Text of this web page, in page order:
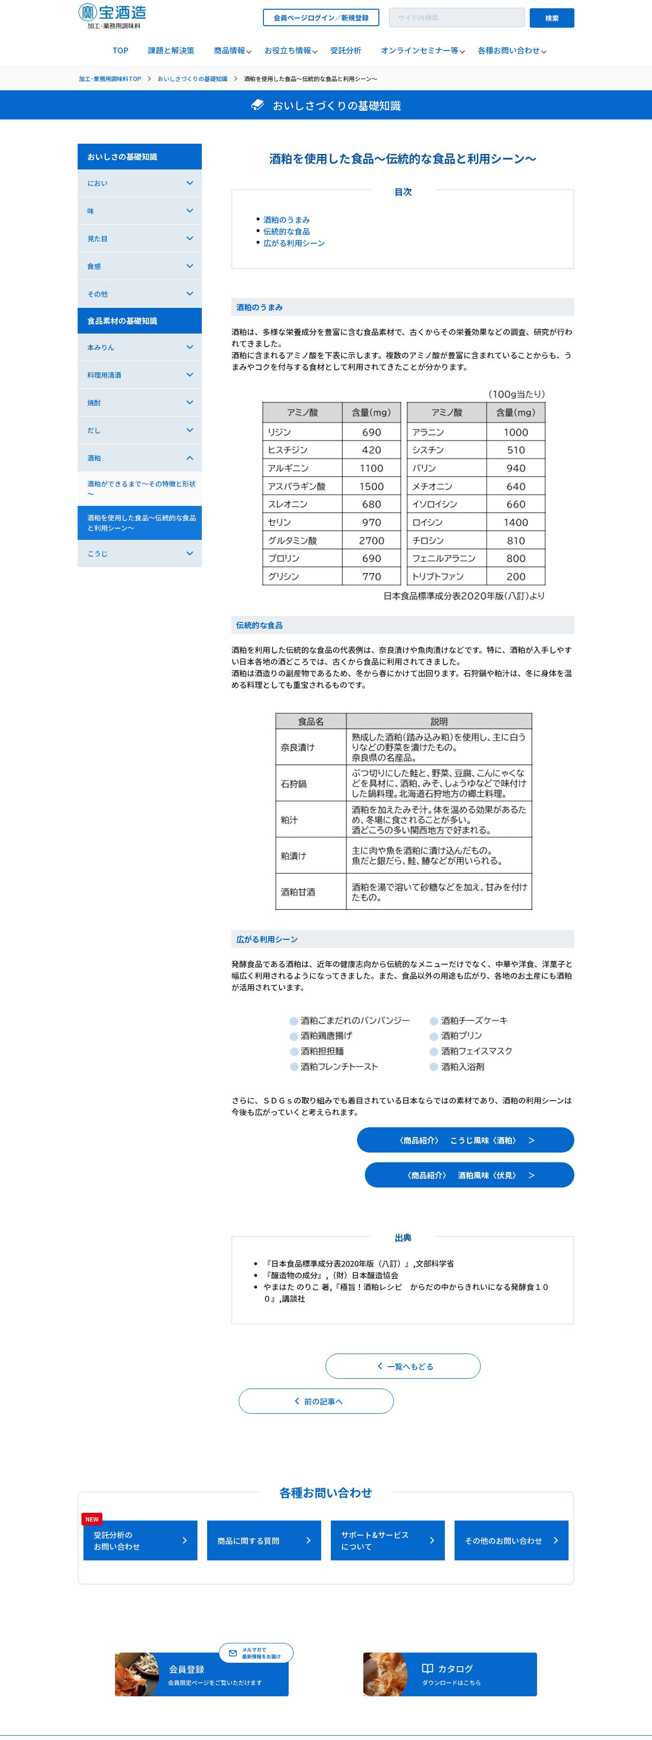
会員ページログイン／新規登録 検索
TOP 課題と解決策 商品情報 お役立ち情報 受託分析 オンラインセミナー等 各種お問い合わせ
加工･業務用調味料TOP おいしさづくりの基礎知識 酒粕を使用した食品～伝統的な食品と利用シーン～
おいしさづくりの基礎知識
おいしさの基礎知識
におい
味
見た目
食感
その他
食品素材の基礎知識
本みりん
料理用清酒
焼酎
だし
酒粕
酒粕ができるまで～その特徴と形状
～
酒粕を使用した食品～伝統的な食品
と利用シーン～
こうじ
酒粕を使用した食品～伝統的な食品と利用シーン～
目次
酒粕のうまみ
伝統的な食品
広がる利用シーン
酒粕のうまみ
酒粕は、多様な栄養成分を豊富に含む食品素材で、古くからその栄養効果などの調査、研究が行わ
れてきました。
酒粕に含まれるアミノ酸を下表に示します。複数のアミノ酸が豊富に含まれていることからも、う
まみやコクを付与する食材として利用されてきたことが分かります。
伝統的な食品
酒粕を利用した伝統的な食品の代表例は、奈良漬けや魚肉漬けなどです。特に、酒粕が入手しやす
い日本各地の酒どころでは、古くから食品に利用されてきました。
酒粕は酒造りの副産物であるため、冬から春にかけて出回ります。石狩鍋や粕汁は、冬に身体を温
める料理としても重宝されるものです。
広がる利用シーン
発酵食品である酒粕は、近年の健康志向から伝統的なメニューだけでなく、中華や洋食、洋菓子と
幅広く利用されるようになってきました。また、食品以外の用途も広がり、各地のお土産にも酒粕
が活用されています。
さらに、ＳＤＧｓの取り組みでも着目されている日本ならではの素材であり、酒粕の利用シーンは
今後も広がっていくと考えられます。
〈商品紹介〉 こうじ風味〈酒粕〉 ＞
〈商品紹介〉 酒粕風味〈伏見〉 ＞
出典
『日本食品標準成分表2020年版（八訂）』,文部科学省
『醸造物の成分』,（財）日本醸造協会
やまはた のりこ 著,『極旨！酒粕レシピ からだの中からきれいになる発酵食１０
０』,講談社
一覧へもどる
前の記事へ
各種お問い合わせ
受託分析の
お問い合わせ
商品に関する質問
サポート&サービス
について
その他のお問い合わせ